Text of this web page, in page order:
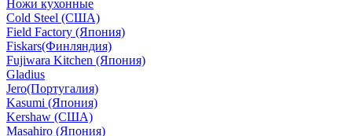
Ножи кухонные
Cold Steel (США)
Field Factory (Япония)
Fiskars(Финляндия)
Fujiwara Kitchen (Япония)
Gladius
Jero(Португалия)
Kasumi (Япония)
Kershaw (США)
Masahiro (Япония)